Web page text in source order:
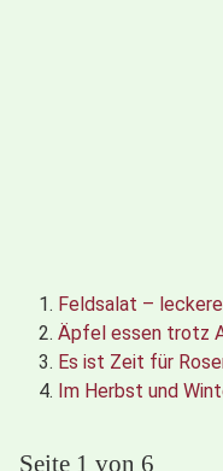
Feldsalat –
Äpfel essen trotz
Es ist Zeit für
Im Herbst und
Seite 1 von 6